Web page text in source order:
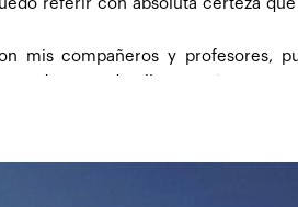
referir con absoluta certeza
mis compañeros y profesores,
todo ello servirá para re-